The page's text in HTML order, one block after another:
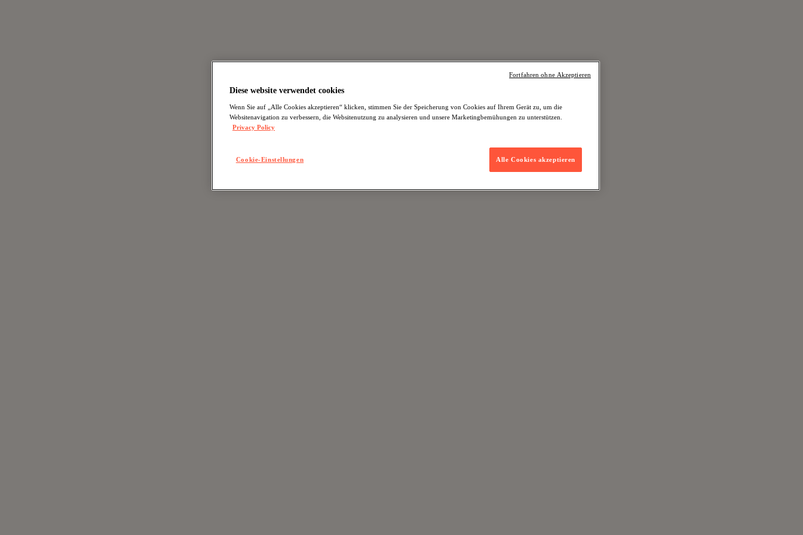
Diese website verwendet cookies
Wenn Sie auf „Alle Cookies akzeptieren“ klicken, stimmen Sie der Speicherung von Cookies auf Ihrem Gerät zu, um die
Websitenavigation zu verbessern, die Websitenutzung zu analysieren und unsere Marketingbemühungen zu unterstützen.
Privacy Policy
Cookie-Einstellungen Alle Cookies akzeptieren
Fortfahren ohne Akzeptieren